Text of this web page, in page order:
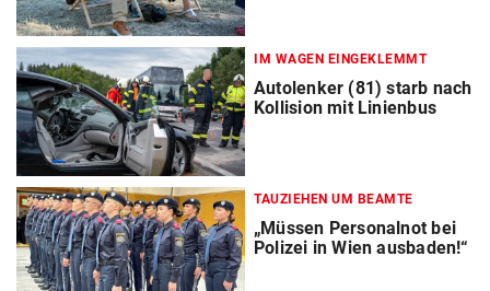
IM WAGEN EINGEKLEMMT
Autolenker (81) starb nach
Kollision mit Linienbus
TAUZIEHEN UM BEAMTE
„Müssen Personalnot bei
Polizei in Wien ausbaden!“